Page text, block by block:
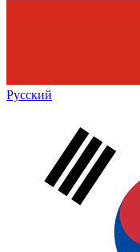
Русский